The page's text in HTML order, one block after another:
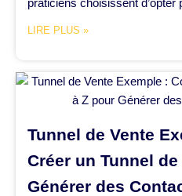
praticiens choisissent d’opter
LIRE PLUS »
Tunnel de Vente
Créer un Tunnel
Générer des